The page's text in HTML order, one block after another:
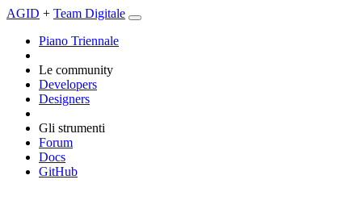
AGID + Team Digitale
Piano Triennale
Le community
Developers
Designers
Gli strumenti
Forum
Docs
GitHub